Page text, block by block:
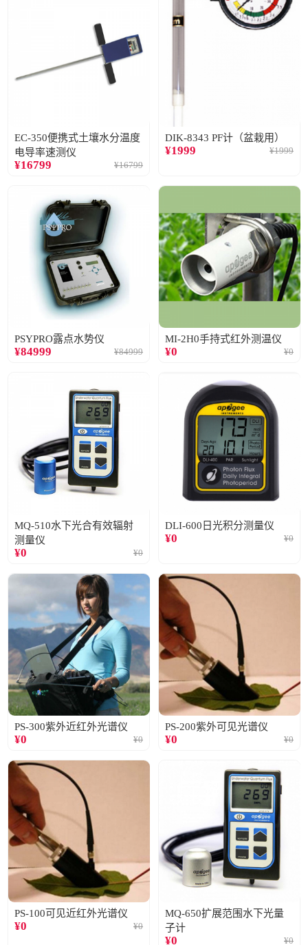
EC-350便携式土壤水分温度
电导率速测仪
¥16799 ¥16799
DIK-8343 PF计（盆栽用）
¥1999 ¥1999
PSYPRO露点水势仪
¥84999 ¥84999
MI-2H0手持式红外测温仪
¥0 ¥0
MQ-510水下光合有效辐射
测量仪
¥0 ¥0
DLI-600日光积分测量仪
¥0 ¥0
PS-300紫外近红外光谱仪
¥0 ¥0
PS-200紫外可见光谱仪
¥0 ¥0
PS-100可见近红外光谱仪
¥0 ¥0
MQ-650扩展范围水下光量
子计
¥0 ¥0